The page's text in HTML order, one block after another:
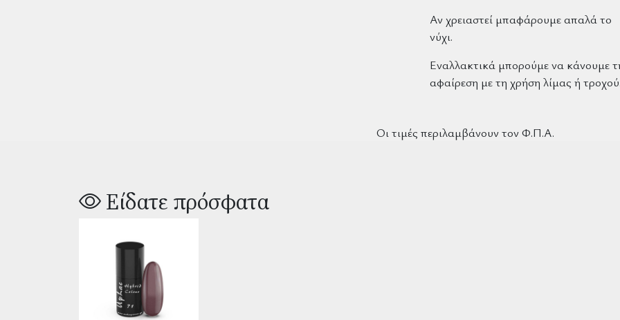
Αν χρειαστεί μπαφάρουμε απαλά το
νύχι.
Εναλλακτικά μπορούμε να κάνουμε
αφαίρεση με τη χρήση λίμας ή
Οι τιμές περιλαμβάνουν τον Φ.Π.Α.
Είδατε πρόσφατα